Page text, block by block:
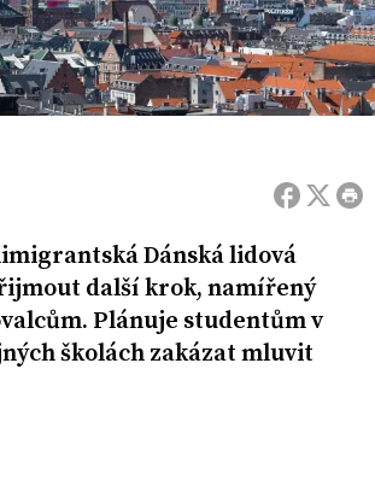
Dánská lidová
další krok, namířený
Plánuje studentům v
školách zakázat mluvit